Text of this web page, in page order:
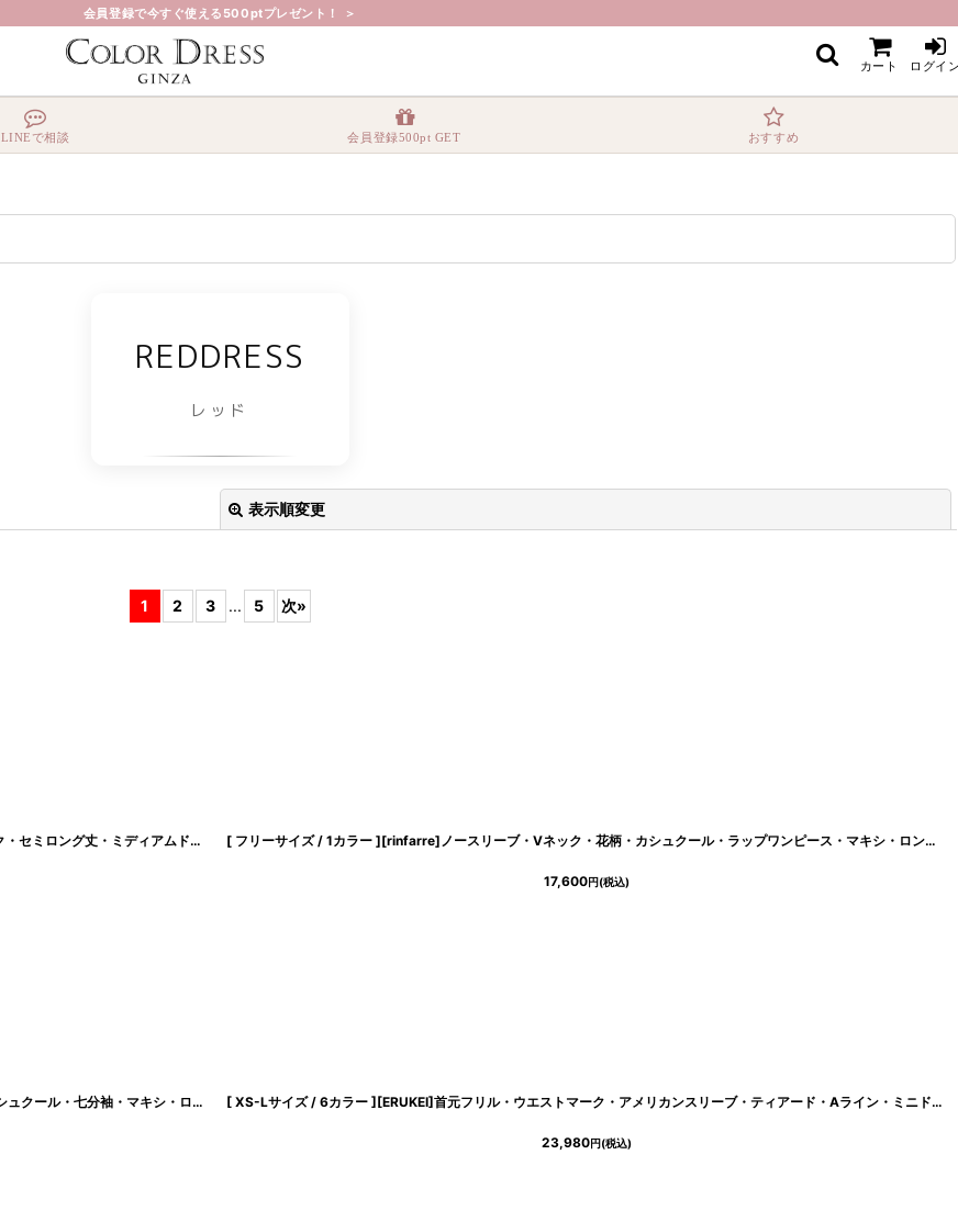
会員登録で今すぐ使える500ptプレゼント！ ＞
カート ログイ
LINEで相談 会員登録500pt GET おすすめ
REDDRESS
レッド
表示順変更
1 2 3 ... 5 次»
[ S-Lサイズ / 1カラー ][Éclet-Grelot by RiNFARRE]サテン・レッド・ホルターネック・セミロング丈・ミディアムドレス・エクラグレロ [奈月セナ着用][送料無料] [eg-c01033-6382] [ フリーサイズ / 1カラー ][rinfarre]ノースリーブ・Vネック・花柄・カシュクール・ラップワンピース・マキシ・ロングドレス・ワンピース[薗田杏奈着用][送料無料]
17,600円(税込)
[ フリーサイズ / 1カラー ][rinfarre]花柄・アート・カラフル・鮮やか・Vネック・カシュクール・七分袖・マキシ・ロングドレス・ラップ・ワンピース[奈月セナ着用][送料無料] [ cd-k06289ap ] [ XS-Lサイズ / 6カラー ][ERUKEI]首元フリル・ウエストマーク・アメリカンスリーブ・ティアード・Aライン・ミニドレス・ワンピース[黒木麗奈着用][送料無料]
23,980円(税込)